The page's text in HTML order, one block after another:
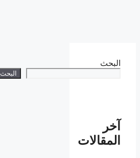
البحث
البحث
آخر
المقالات